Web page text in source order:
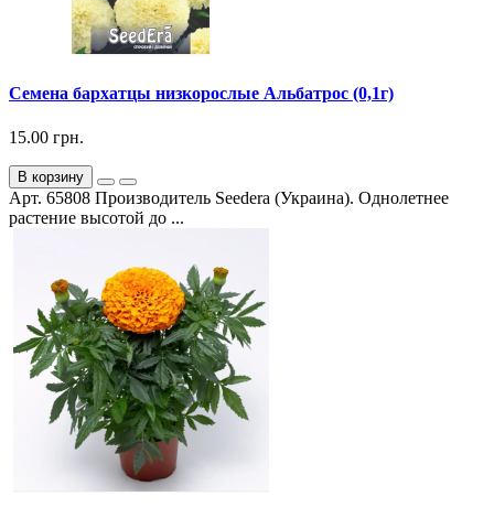
Семена бархатцы низкорослые Альбатрос (0,1г)
15.00 грн.
В корзину
Арт. 65808 Производитель Seedera (Украина). Однолетнее
растение высотой до ...